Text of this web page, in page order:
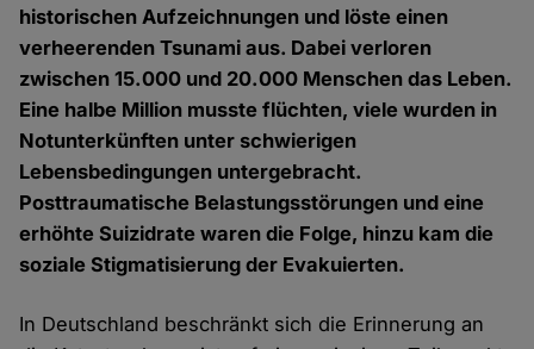
historischen Aufzeichnungen und löste einen
verheerenden Tsunami aus. Dabei verloren
zwischen 15.000 und 20.000 Menschen das Leben.
Eine halbe Million musste flüchten, viele wurden in
Notunterkünften unter schwierigen
Lebensbedingungen untergebracht.
Posttraumatische Belastungsstörungen und eine
erhöhte Suizidrate waren die Folge, hinzu kam die
soziale Stigmatisierung der Evakuierten.
In Deutschland beschränkt sich die Erinnerung an